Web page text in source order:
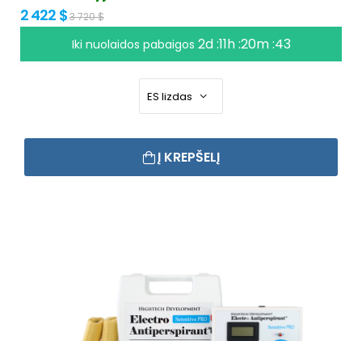
2 422 $3 720 $
Iki nuolaidos pabaigos 2d :11h :20m :42
Į KREPŠELĮ